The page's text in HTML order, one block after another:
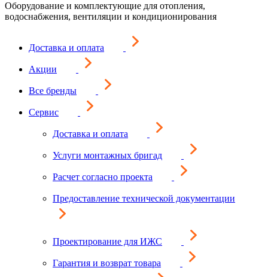
Оборудование и комплектующие для отопления,
водоснабжения, вентиляции и кондиционирования
Доставка и оплата
Акции
Все бренды
Сервис
Доставка и оплата
Услуги монтажных бригад
Расчет согласно проекта
Предоставление технической документации
Проектирование для ИЖС
Гарантия и возврат товара